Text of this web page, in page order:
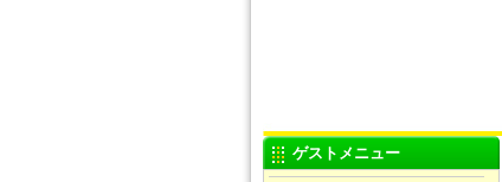
ゲストメニュー